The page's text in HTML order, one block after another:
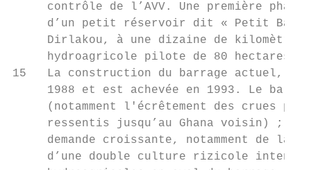
contrôle de l’AVV. Une première
d’un petit réservoir dit « Petit
Dirlakou, à une dizaine de
hydroagricole pilote de 80 hectares
15   La construction du barrage actuel,
1988 et est achevée en 1993. Le
(notamment l'écrêtement des crues
ressentis jusqu’au Ghana voisin) ;
demande croissante, notamment de la
d’une double culture rizicole